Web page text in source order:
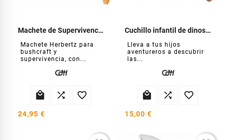
Machete de Supervivencia y Selva
Machete Herbertz para
bushcraft y
supervivencia, con...
  
24,95 €
Cuchillo infantil de dinosaurios
Lleva a tus hijos
aventureros a descubrir
las...
  
15,00 €